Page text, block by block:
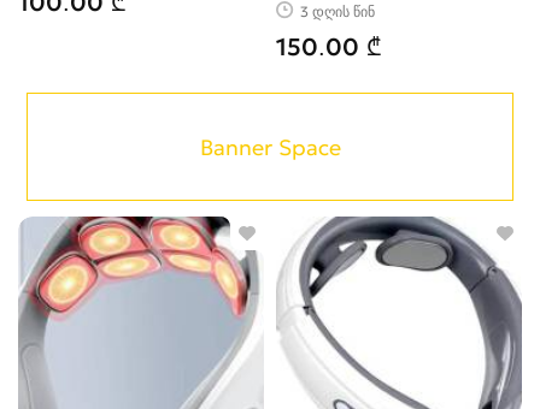
3 დღის წინ
150.00 ₾
Banner Space